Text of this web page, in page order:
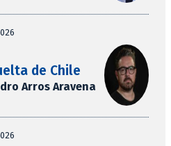
de Chile
Arros Aravena